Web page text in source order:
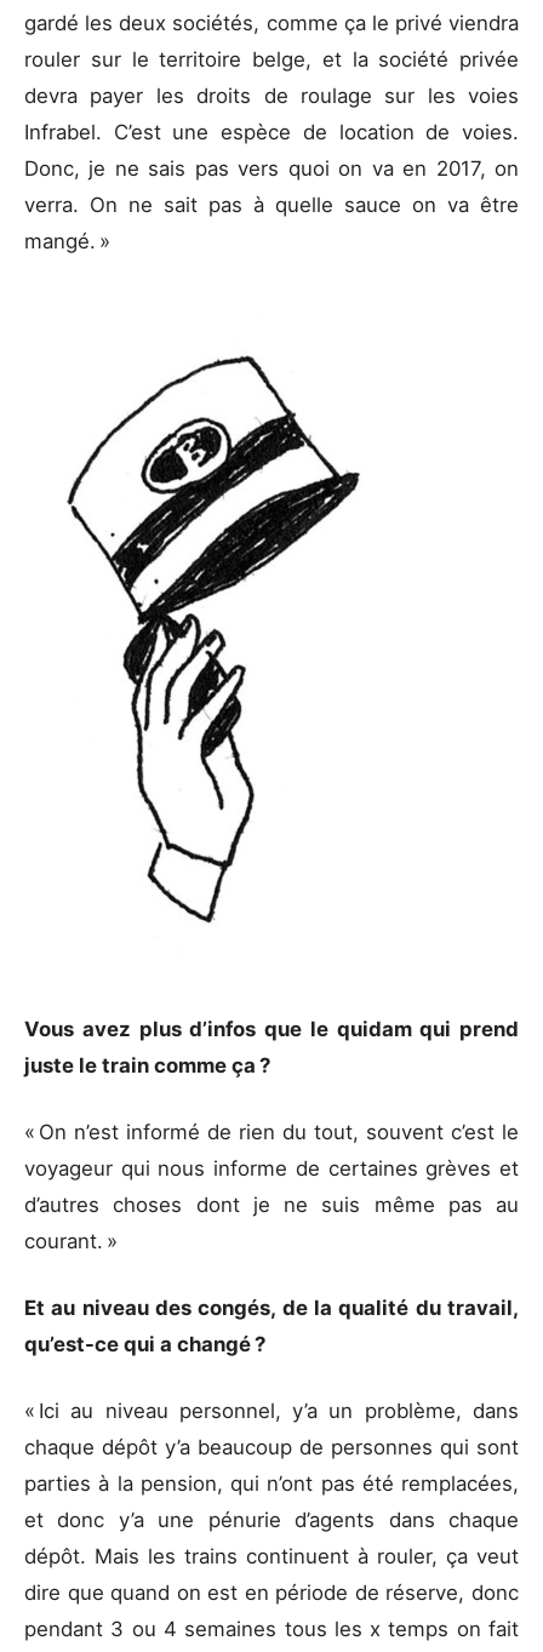
gardé les deux sociétés, comme ça le privé viendra
rouler sur le territoire belge, et la société privée
devra payer les droits de roulage sur les voies
Infrabel. C’est une espèce de location de voies.
Donc, je ne sais pas vers quoi on va en 2017, on
verra. On ne sait pas à quelle sauce on va être
mangé. »
Vous avez plus d’infos que le quidam qui prend
juste le train comme ça ?
« On n’est informé de rien du tout, souvent c’est le
voyageur qui nous informe de certaines grèves et
d’autres choses dont je ne suis même pas au
courant. »
Et au niveau des congés, de la qualité du travail,
qu’est-ce qui a changé ?
« Ici au niveau personnel, y’a un problème, dans
chaque dépôt y’a beaucoup de personnes qui sont
parties à la pension, qui n’ont pas été remplacées,
et donc y’a une pénurie d’agents dans chaque
dépôt. Mais les trains continuent à rouler, ça veut
dire que quand on est en période de réserve, donc
pendant 3 ou 4 semaines tous les x temps on fait